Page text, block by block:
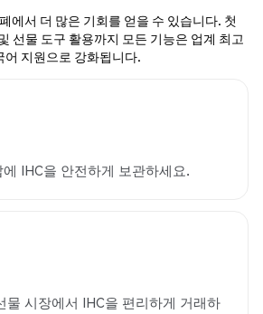
에서 더 많은 기회를 얻을 수 있습니다. 첫
선물 도구 활용까지 모든 기능은 업계 최고
어 지원으로 강화됩니다.
IHC을 안전하게 보관하세요.
물 시장에서 IHC을 편리하게 거래하